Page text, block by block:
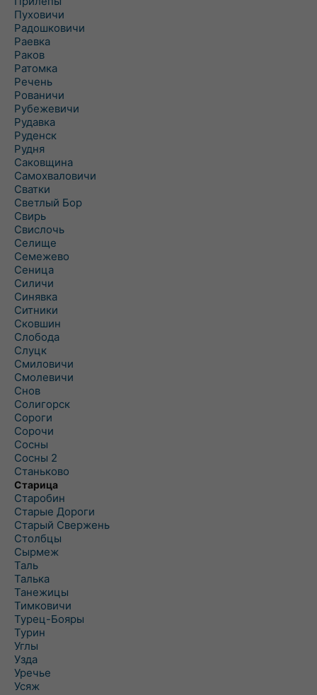
Пуховичи
Радошковичи
Раевка
Раков
Ратомка
Речень
Рованичи
Рубежевичи
Рудавка
Руденск
Рудня
Саковщина
Самохваловичи
Сватки
Светлый Бор
Свирь
Свислочь
Селище
Семежево
Сеница
Силичи
Синявка
Ситники
Сковшин
Слобода
Слуцк
Смиловичи
Смолевичи
Снов
Солигорск
Сороги
Сорочи
Сосны
Сосны 2
Станьково
Старица
Старобин
Старые Дороги
Старый Свержень
Столбцы
Сырмеж
Таль
Талька
Танежицы
Тимковичи
Турец-Бояры
Турин
Углы
Узда
Уречье
Усяж